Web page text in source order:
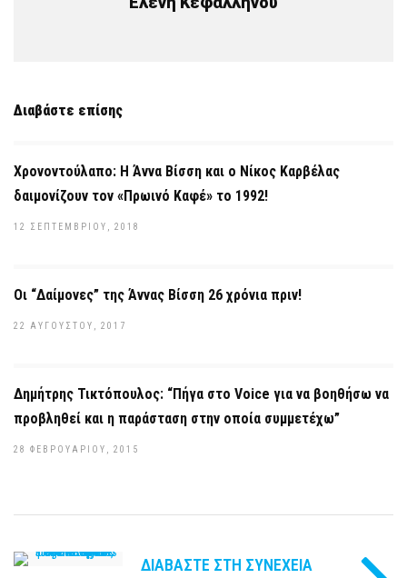
Διαβάστε επίσης
Χρονοντούλαπο: Η Άννα Βίσση και ο Νίκος Καρβέλας
δαιμονίζουν τον «Πρωινό Καφέ» το 1992!
12 ΣΕΠΤΕΜΒΡΊΟΥ, 2018
Οι “Δαίμονες” της Άννας Βίσση 26 χρόνια πριν!
22 ΑΥΓΟΎΣΤΟΥ, 2017
Δημήτρης Τικτόπουλος: “Πήγα στο Voice για να βοηθήσω να
προβληθεί και η παράσταση στην οποία συμμετέχω”
28 ΦΕΒΡΟΥΑΡΊΟΥ, 2015
ΔΙΑΒΆΣΤΕ ΣΤΗ ΣΥΝΈΧΕΙΑ